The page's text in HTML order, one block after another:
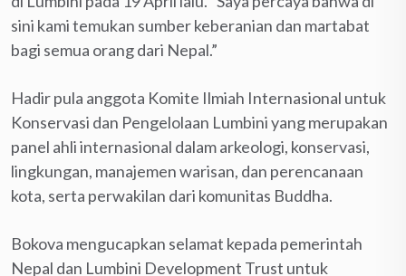
sini kami temukan sumber keberanian dan martabat
bagi semua orang dari Nepal.”
Hadir pula anggota Komite Ilmiah Internasional untuk
Konservasi dan Pengelolaan Lumbini yang merupakan
panel ahli internasional dalam arkeologi, konservasi,
lingkungan, manajemen warisan, dan perencanaan
kota, serta perwakilan dari komunitas Buddha.
Bokova mengucapkan selamat kepada pemerintah
Nepal dan Lumbini Development Trust untuk